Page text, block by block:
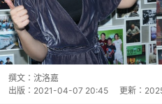
撰文： 沈洛嘉
出版： 2021-04-07 20:45 更新：